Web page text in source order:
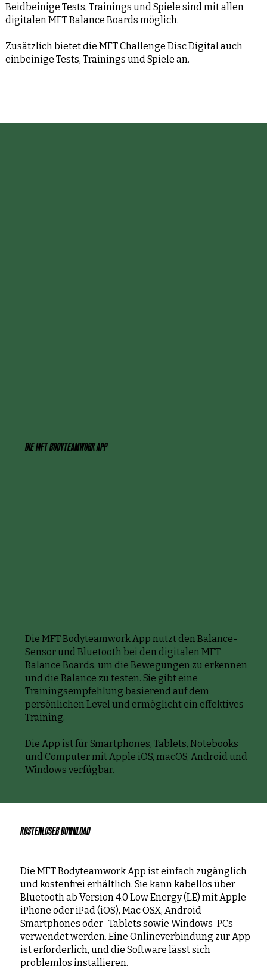
Beidbeinige Tests, Trainings und Spiele sind mit allen
digitalen MFT Balance Boards möglich.
Zusätzlich bietet die MFT Challenge Disc Digital auch
einbeinige Tests, Trainings und Spiele an.
DIE MFT BODYTEAMWORK APP
Die MFT Bodyteamwork App nutzt den Balance-
Sensor und Bluetooth bei den digitalen MFT
Balance Boards, um die Bewegungen zu erkennen
und die Balance zu testen. Sie gibt eine
Trainingsempfehlung basierend auf dem
persönlichen Level und ermöglicht ein effektives
Training.
Die App ist für Smartphones, Tablets, Notebooks
und Computer mit Apple iOS, macOS, Android und
Windows verfügbar.
KOSTENLOSER DOWNLOAD
Die MFT Bodyteamwork App ist einfach zugänglich
und kostenfrei erhältlich. Sie kann kabellos über
Bluetooth ab Version 4.0 Low Energy (LE) mit Apple
iPhone oder iPad (iOS), Mac OSX, Android-
Smartphones oder -Tablets sowie Windows-PCs
verwendet werden. Eine Onlineverbindung zur App
ist erforderlich, und die Software lässt sich
problemlos installieren.